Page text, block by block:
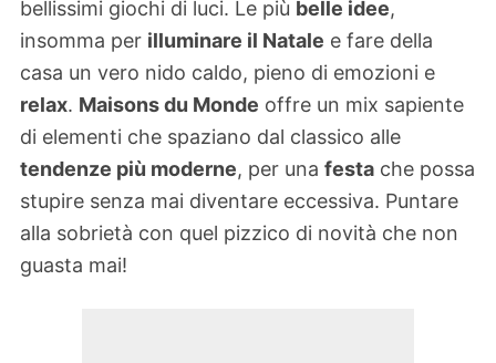
bellissimi giochi di luci. Le più belle idee,
insomma per illuminare il Natale e fare della
casa un vero nido caldo, pieno di emozioni e
relax. Maisons du Monde offre un mix sapiente
di elementi che spaziano dal classico alle
tendenze più moderne, per una festa che possa
stupire senza mai diventare eccessiva. Puntare
alla sobrietà con quel pizzico di novità che non
guasta mai!